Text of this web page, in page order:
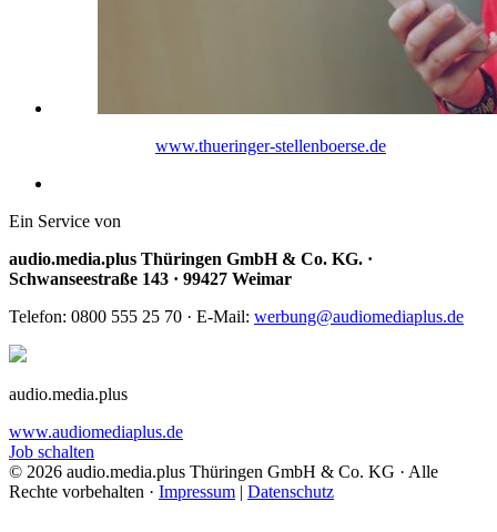
www.thueringer-stellenboerse.de
Ein Service von
audio.media.plus Thüringen GmbH & Co. KG. ·
Schwanseestraße 143 · 99427 Weimar
Telefon: 0800 555 25 70 · E-Mail: werbung@audiomediaplus.de
audio.media.plus
www.audiomediaplus.de
Job schalten
© 2026 audio.media.plus Thüringen GmbH & Co. KG · Alle
Rechte vorbehalten · Impressum | Datenschutz